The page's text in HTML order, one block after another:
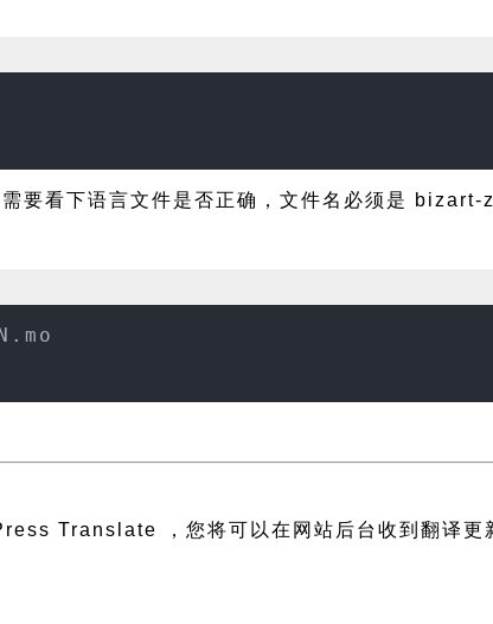
要看下语言文件是否正确，文件名必须是 bizart-
Translate ，您将可以在网站后台收到翻译更